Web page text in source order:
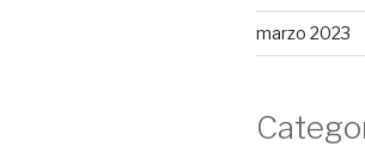
marzo 2023